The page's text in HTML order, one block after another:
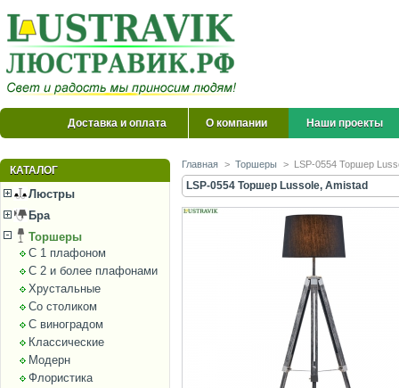
Доставка и оплата О компании Наши проекты
КАТАЛОГ
Люстры
Бра
Торшеры
С 1 плафоном
С 2 и более плафонами
Хрустальные
Со столиком
С виноградом
Классические
Модерн
Флористика
Главная > Торшеры > LSP-0554 Торшер
LSP-0554 Торшер Lussole, Amistad